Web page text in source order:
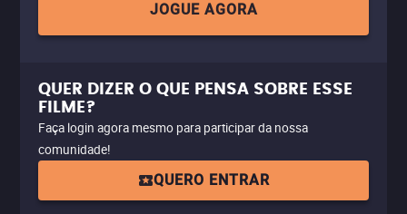
JOGUE AGORA
QUER DIZER O QUE PENSA SOBRE ESSE
FILME?
Faça login agora mesmo para participar da nossa
comunidade!
QUERO ENTRAR